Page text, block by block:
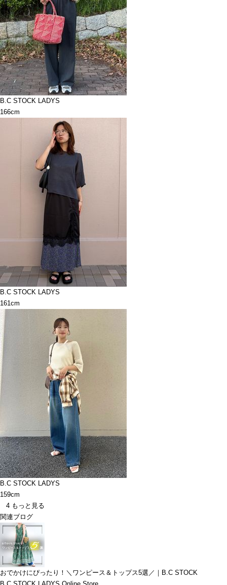
B.C STOCK LADYS
166cm
B.C STOCK LADYS
161cm
B.C STOCK LADYS
159cm
4 もっと見る
関連ブログ
おでかけにぴったり！＼ワンピース＆トップス5選／｜B.C STOCK